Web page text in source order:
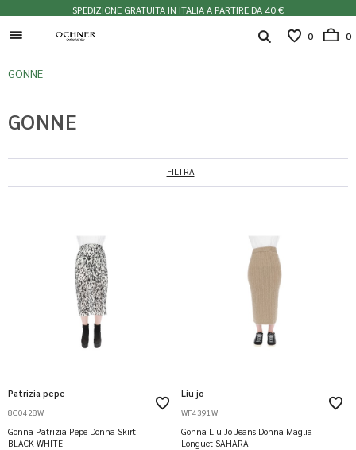
SPEDIZIONE GRATUITA IN ITALIA A PARTIRE DA 40 €
0 0
GONNE
GONNE
FILTRA
Patrizia pepe
8G0428W
Gonna Patrizia Pepe Donna Skirt
BLACK WHITE
Liu jo
WF4391W
Gonna Liu Jo Jeans Donna Maglia
Longuet SAHARA